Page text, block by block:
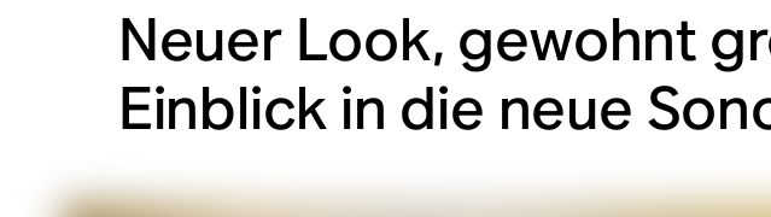
Neuer Look, gewohnt
Einblick in die neue